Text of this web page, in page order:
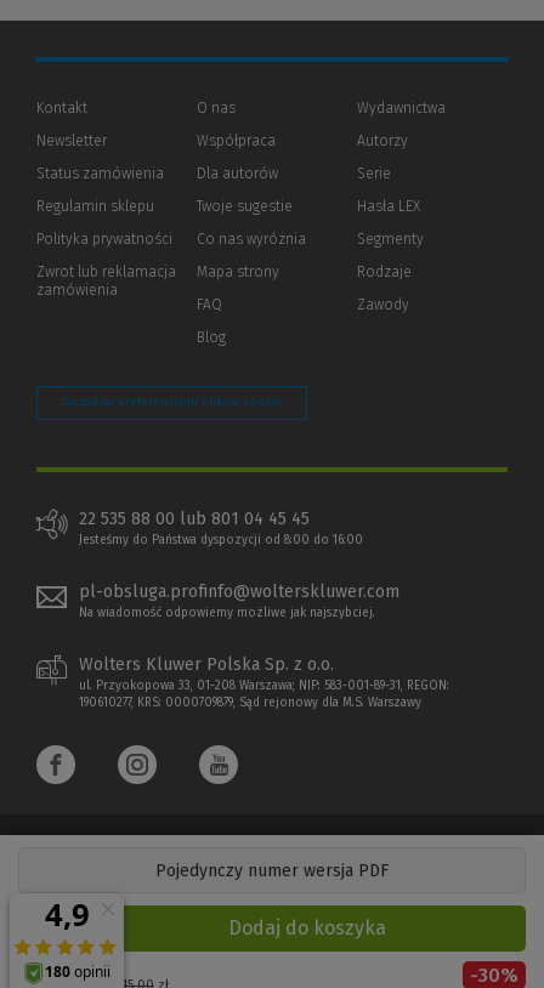
Pojedynczy numer wersja PDF
Cena regularna: 115,00zł -30%
Dodaj do koszyka
Kontakt
Newsletter
Status zamówienia
Regulamin sklepu
Polityka prywatności (Nowe
(Link
innej
Zwrot lub reklamacja
zamówienia
O nas
Współpraca
Dla autorów(Nowe
(Link
innej
Twoje sugestie
Co nas wyróżnia
Mapa strony
FAQ
Blog
Wydawnictwa
Autorzy
Serie
Hasła LEX
Segmenty
Rodzaje
Zawody
Zarządzaj preferencjami plików cookie
22 535 88 00 lub 801 04 45 45
Jesteśmy do Państwa dyspozycji od 8:00 do 16:00
pl-obsluga.profinfo@wolterskluwer.com
Na wiadomość odpowiemy możliwe jak najszybciej.
Wolters Kluwer Polska Sp. z o.o.
ul. Przyokopowa 33, 01-208 Warszawa; NIP: 583-001-89-31, REGON:
190610277, KRS: 0000709879, Sąd rejonowy dla M.S. Warszawy
Copyright 1997 - 2026 Wolters Kluwer Polska Sp. z o.o.
Płatności elektroniczne
(Nowe
(Link